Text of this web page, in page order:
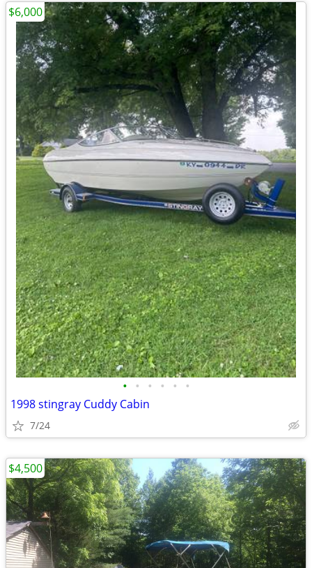
• • • • • •
1998 stingray Cuddy Cabin
7/24
$6,000
$4,500